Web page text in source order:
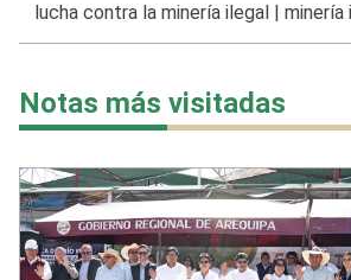
lucha contra la minería ilegal
minería
Notas más visitadas